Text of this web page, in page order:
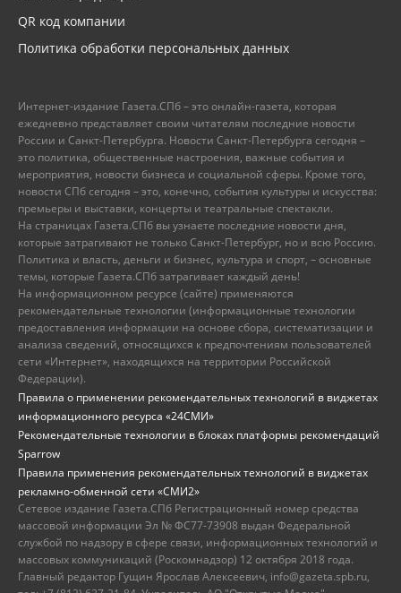
QR код компании
Политика обработки персональных данных
Интернет-издание Газета.СПб – это онлайн-газета, которая
ежедневно представляет своим читателям последние новости
России и Санкт-Петербурга. Новости Санкт-Петербурга сегодня –
это политика, общественные настроения, важные события и
мероприятия, новости бизнеса и социальной сферы. Кроме того,
новости СПб сегодня – это, конечно, события культуры и искусства:
премьеры и выставки, концерты и театральные спектакли.
На страницах Газета.СПб вы узнаете последние новости дня,
которые затрагивают не только Санкт-Петербург, но и всю Россию.
Политика и власть, деньги и бизнес, культура и спорт, – основные
темы, которые Газета.СПб затрагивает каждый день!
На информационном ресурсе (сайте) применяются
рекомендательные технологии (информационные технологии
предоставления информации на основе сбора, систематизации и
анализа сведений, относящихся к предпочтениям пользователей
сети «Интернет», находящихся на территории Российской
Федерации).
Правила о применении рекомендательных технологий в виджетах
информационного ресурса «24СМИ»
Рекомендательные технологии в блоках платформы рекомендаций
Sparrow
Правила применения рекомендательных технологий в виджетах
рекламно-обменной сети «СМИ2»
Сетевое издание Газета.СПб Регистрационный номер средства
массовой информации Эл № ФС77-73908 выдан Федеральной
службой по надзору в сфере связи, информационных технологий и
массовых коммуникаций (Роскомнадзор) 12 октября 2018 года.
Главный редактор Гущин Ярослав Алексеевич, info@gazeta.spb.ru,